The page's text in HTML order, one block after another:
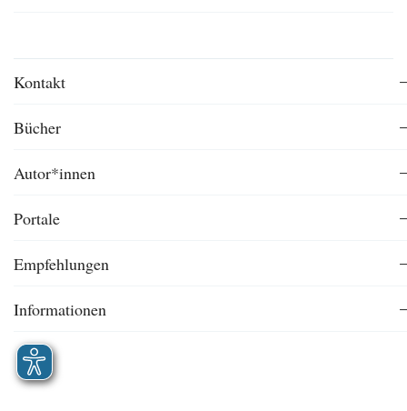
Kontakt
Bücher
Autor*innen
Portale
Empfehlungen
Informationen